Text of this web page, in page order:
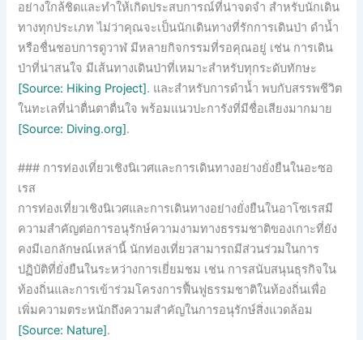
อย่างใกล้ชิดและทำให้เกิดประสบการณ์ที่น่าจดจำ สำหรับนักเดิน
ทางทุกประเภท ไม่ว่าคุณจะเป็นนักเดินทางที่รักการเดินป่า ดำน้ำ
หรือชื่นชอบการดูวาฬ มีหลายกิจกรรมที่รอคุณอยู่ เช่น การเดิน
ป่าที่น่าสนใจ มีเส้นทางเดินป่าที่เหมาะสำหรับทุกระดับทักษะ
[Source: Hiking Project]. และสำหรับการดำน้ำ พบกับสรรพชีวิต
ในทะเลที่น่าตื่นตาตื่นใจ พร้อมแนวปะการังที่มีชื่อเสียงมากมาย
[Source: Diving.org].
### การท่องเที่ยวเชิงนิเวศและการเดินทางอย่างยั่งยืนในอะซอ
เรส
การท่องเที่ยวเชิงนิเวศและการเดินทางอย่างยั่งยืนในอาโซเรสมี
ความสำคัญต่อการอนุรักษ์ความงามทางธรรมชาติของเกาะที่ยัง
คงมีเอกลักษณ์เหล่านี้ นักท่องเที่ยวสามารถมีส่วนร่วมในการ
ปฏิบัติที่ยั่งยืนในระหว่างการเยี่ยมชม เช่น การสนับสนุนธุรกิจใน
ท้องถิ่นและการเข้าร่วมโครงการฟื้นฟูธรรมชาติในท้องถิ่นเพื่อ
เพิ่มความตระหนักถึงความสำคัญในการอนุรักษ์สิ่งแวดล้อม
[Source: Nature].